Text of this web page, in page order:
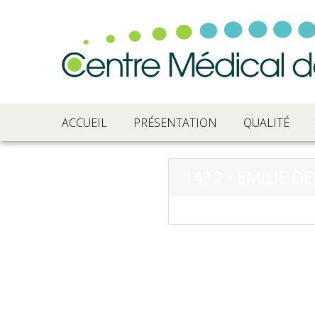
ACCUEIL PRÉSENTATION QUALITÉ